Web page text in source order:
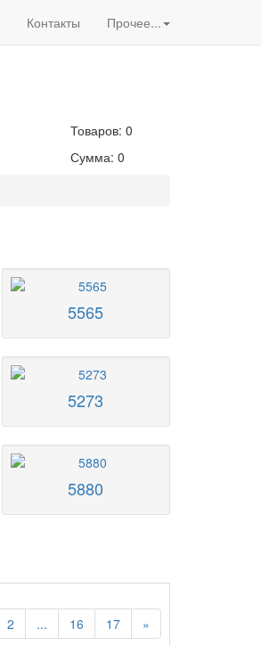
Контакты Прочее...
Акции нашего магазина
Товаров:0
Сумма:0
5565
5273
5880
2 ... 16 17 »